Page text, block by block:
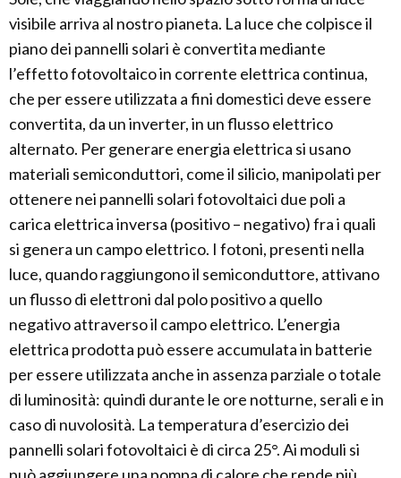
visibile arriva al nostro pianeta. La luce che colpisce il
piano dei pannelli solari è convertita mediante
l’effetto fotovoltaico in corrente elettrica continua,
che per essere utilizzata a fini domestici deve essere
convertita, da un inverter, in un flusso elettrico
alternato. Per generare energia elettrica si usano
materiali semiconduttori, come il silicio, manipolati per
ottenere nei pannelli solari fotovoltaici due poli a
carica elettrica inversa (positivo – negativo) fra i quali
si genera un campo elettrico. I fotoni, presenti nella
luce, quando raggiungono il semiconduttore, attivano
un flusso di elettroni dal polo positivo a quello
negativo attraverso il campo elettrico. L’energia
elettrica prodotta può essere accumulata in batterie
per essere utilizzata anche in assenza parziale o totale
di luminosità: quindi durante le ore notturne, serali e in
caso di nuvolosità. La temperatura d’esercizio dei
pannelli solari fotovoltaici è di circa 25°. Ai moduli si